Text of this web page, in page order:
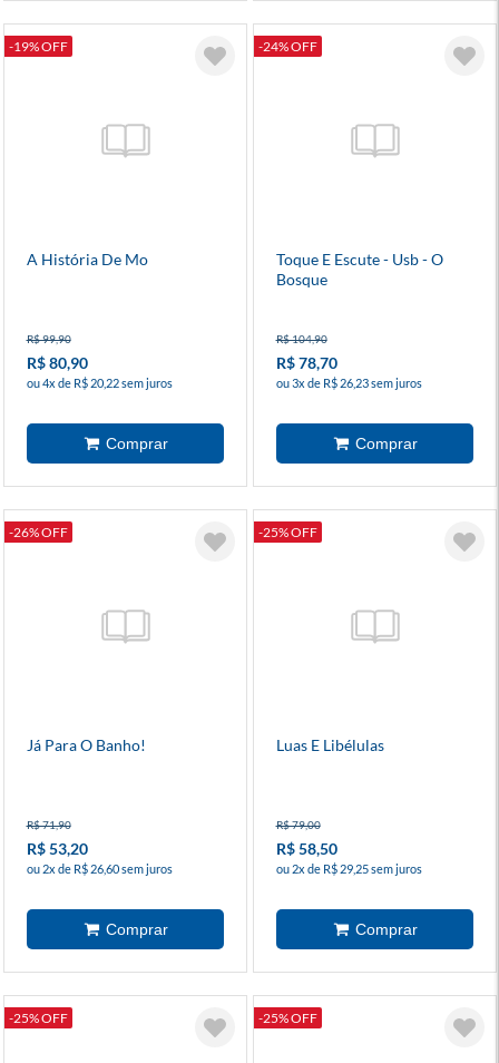
-19% OFF
A História De Mo
R$ 99,90
R$ 80,90
ou 4x de R$ 20,22 sem juros
-24% OFF
Toque E Escute - Usb - O
Bosque
R$ 104,90
R$ 78,70
ou 3x de R$ 26,23 sem juros
-26% OFF
Já Para O Banho!
R$ 71,90
R$ 53,20
ou 2x de R$ 26,60 sem juros
-25% OFF
Luas E Libélulas
R$ 79,00
R$ 58,50
ou 2x de R$ 29,25 sem juros
-25% OFF -25% OFF